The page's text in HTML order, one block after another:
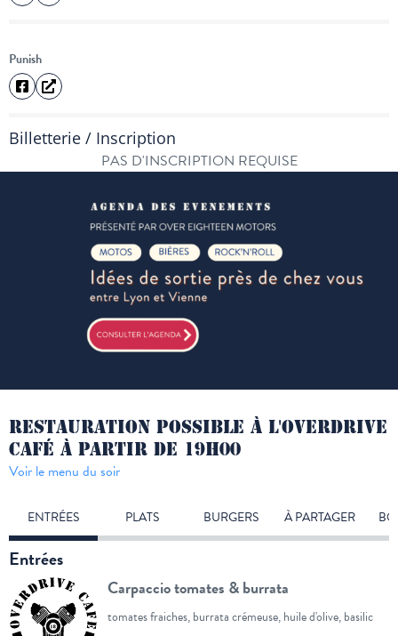
Punish
Billetterie / Inscription
PAS D'INSCRIPTION REQUISE
RESTAURATION POSSIBLE À L'OVERDRIVE
CAFÉ À PARTIR DE 19H00
Voir le menu du soir
ENTRÉES PLATS BURGERS À PARTAGER
Entrées
Carpaccio tomates & burrata
tomates fraiches, burrata crémeuse, huile d'olive, basilic